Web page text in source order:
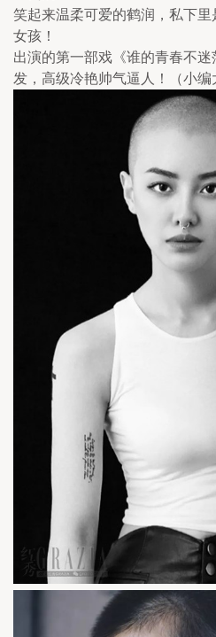
笑起来温柔可爱的鹤润，私下
女孩！
出演的第一部戏《谁的青春不
发，高级冷艳帅气逼人！（小编